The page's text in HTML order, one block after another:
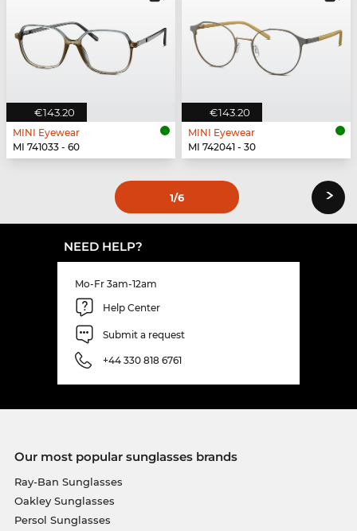
€143.20
MINI Eyewear
MI 741033 - 60
€143.20
MINI Eyewear
MI 742041 - 30
1/6 ›
NEED HELP?
Mo-Fr 3am-12am
Help Center
Submit a request
+44 330 818 6761
Our most popular sunglasses brands
Ray-Ban Sunglasses
Oakley Sunglasses
Persol Sunglasses